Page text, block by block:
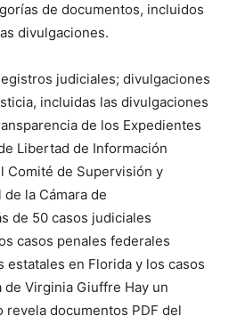
de documentos, incluidos
divulgaciones.
judiciales; divulgaciones
incluidas las divulgaciones
de los Expedientes
Libertad de Información
Comité de Supervisión y
la Cámara de
de 50 casos judiciales
casos penales federales
estatales en Florida y los casos
Virginia Giuffre Hay un
revela documentos PDF del